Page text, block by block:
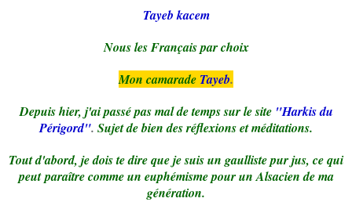
Tayeb kacem
Nous les Français par choix
Mon camarade Tayeb.
Depuis hier, j'ai passé pas mal de temps sur le site "Harkis du
Périgord". Sujet de bien des réflexions et méditations.
Tout d'abord, je dois te dire que je suis un gaulliste pur jus, ce qui
peut paraître comme un euphémisme pour un Alsacien de ma
génération.